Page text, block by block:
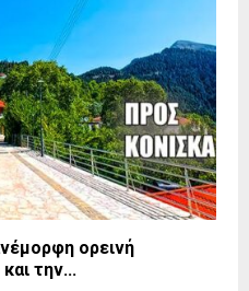
ορεινή
την...